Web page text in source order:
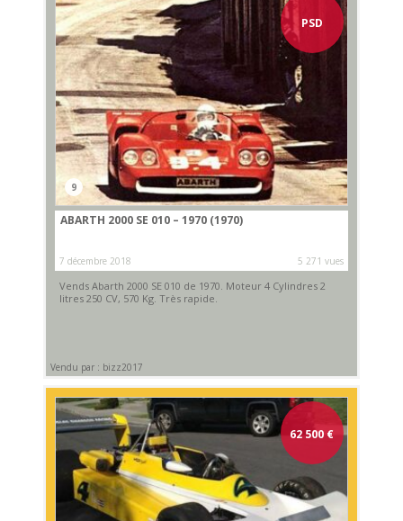
PSD
9
ABARTH 2000 SE 010 – 1970 (1970)
7 décembre 2018 5 271 vues
Vends Abarth 2000 SE 010 de 1970. Moteur 4 Cylindres 2
litres 250 CV, 570 Kg. Très rapide.
Vendu par : bizz2017
62 500 €